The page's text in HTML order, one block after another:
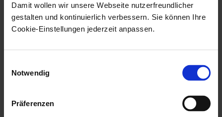
Damit wollen wir unsere Webseite nutzerfreundlicher
gestalten und kontinuierlich verbessern. Sie können Ihre
Cookie-Einstellungen jederzeit anpassen.
Notwendig
Präferenzen
Dafür kann dem Dialog-Benutzer im SAP® die
folgende mitgelieferte Rolle zugewiesen werden:
Außerdem werden von verschiedenen Komponenten
aufgerufen, die ggf. Berechtigungsprüfungen